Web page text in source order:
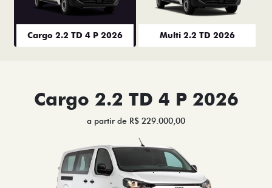
Cargo 2.2 TD 4 P 2026 Multi 2.2 TD 2026
Cargo 2.2 TD 4 P 2026
a partir de R$ 229.000,00